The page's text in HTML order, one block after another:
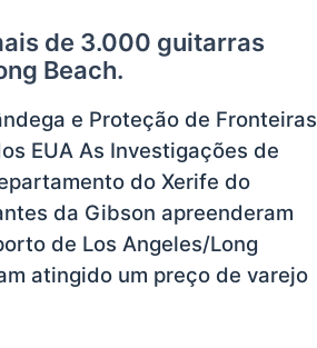
de 3.000 guitarras
Beach.
e Proteção de Fronteiras
EUA As Investigações de
do Xerife do
da Gibson apreenderam
de Los Angeles/Long
atingido um preço de varejo